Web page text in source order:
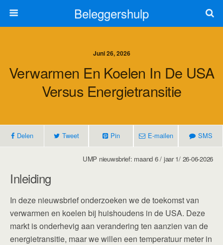
Beleggershulp
Juni 26, 2026
Verwarmen En Koelen In De USA
Versus Energietransitie
Delen Tweet Pin E-mailen SMS
UMP nieuwsbrief: maand 6 / jaar 1/ 26-06-2026
Inleiding
In deze nieuwsbrief onderzoeken we de toekomst van
verwarmen en koelen bij huishoudens in de USA. Deze
markt is onderhevig aan verandering ten aanzien van de
energietransitie, maar we willen een temperatuur meter in